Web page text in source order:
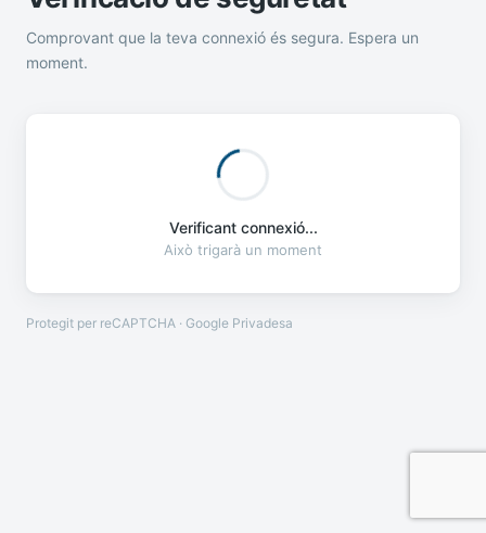
Comprovant que la teva connexió és segura. Espera un
moment.
Verificant connexió...
Això trigarà un moment
Protegit per reCAPTCHA · Google Privadesa